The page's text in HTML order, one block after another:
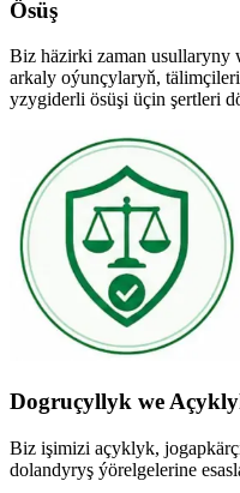
Ösüş
Biz häzirki zaman usullaryny
arkaly oýunçylaryň,
yzygiderli ösüşi üçin şertleri
Dogruçyllyk we
Biz işimizi açyklyk,
dolandyryş ýörelgelerine